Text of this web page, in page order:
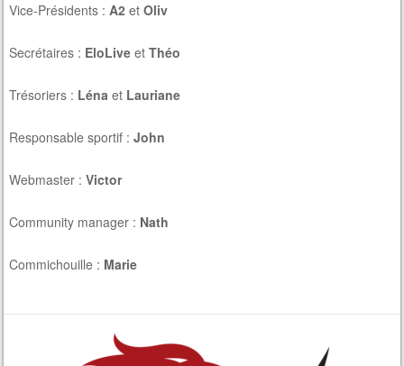
Vice-Présidents :A2 etOliv
Secrétaires : EloLiveet Théo
Trésoriers : Lénaet Lauriane
Responsable sportif :John
Webmaster :Victor
Community manager : Nath
Commichouille : Marie